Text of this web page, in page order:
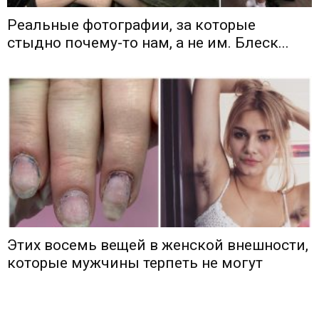
Реальные фотографии, за которые
стыдно почему-то нам, а не им. Блеск...
Этих восемь вещей в женской внешности,
которые мужчины терпеть не могут